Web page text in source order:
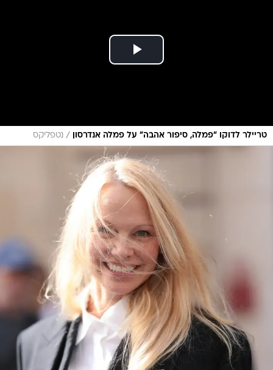
טריילר לדוקו "פמלה, סיפור אהבה" על פמלה אנדרסון / נטפליקס